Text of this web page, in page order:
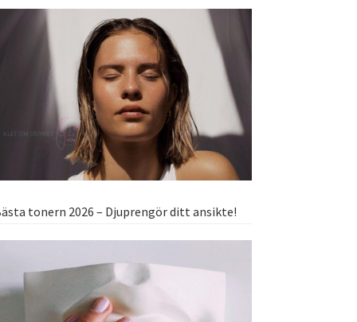
tonern 2026 – Djuprengör ditt ansikte!